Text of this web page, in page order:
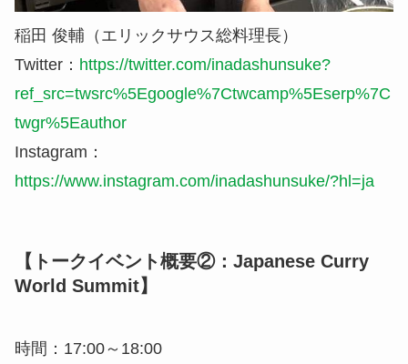
稲田 俊輔（エリックサウス総料理長）
Twitter： https://twitter.com/inadashunsuke?
ref_src=twsrc%5Egoogle%7Ctwcamp%5Eserp%7C
twgr%5Eauthor
Instagram：
https://www.instagram.com/inadashunsuke/?hl=ja
【トークイベント概要②：Japanese Curry
World Summit】
時間：17:00～18:00